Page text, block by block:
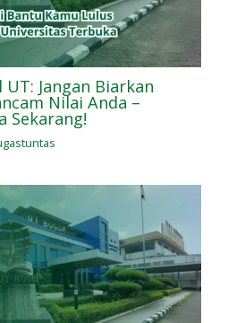
UT: Jangan Biarkan
Nilai Anda –
Sekarang!